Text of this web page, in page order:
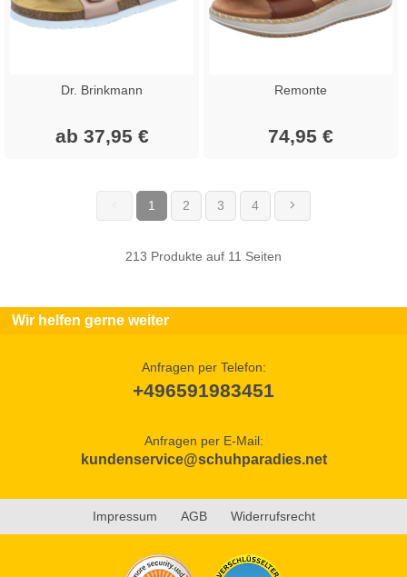
Dr. Brinkmann
ab 37,95 €
Remonte
74,95 €
1 (current)
2 3 4
213 Produkte auf 11 Seiten
Wir helfen gerne weiter
Anfragen per Telefon:
+496591983451
Anfragen per E-Mail:
kundenservice@schuhparadies.net
Impressum AGB Widerrufsrecht